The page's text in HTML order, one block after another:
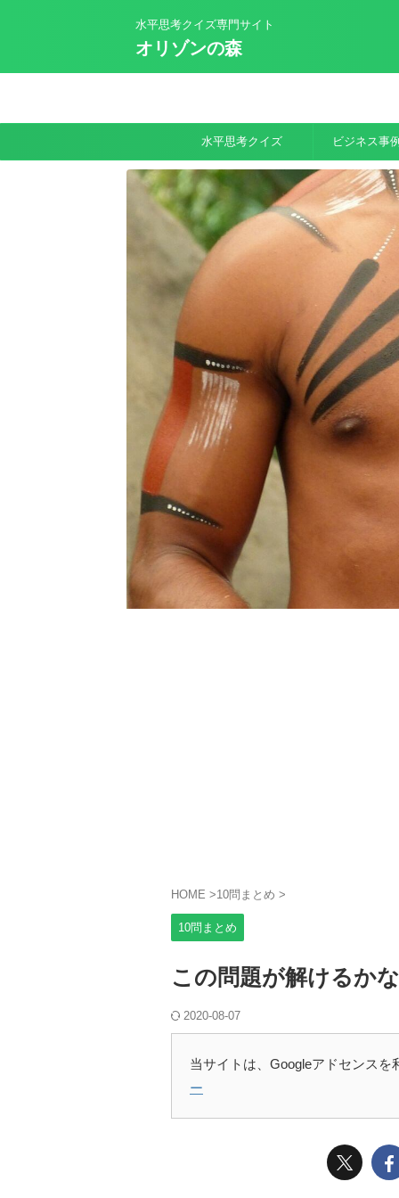
水平思考クイズ専門サイト
オリゾンの森
水平思考クイズ ビジネス事
HOME >10問まとめ >
10問まとめ
この問題が解けるか
2020-08-07
当サイトは、Googleアドセンス
ー